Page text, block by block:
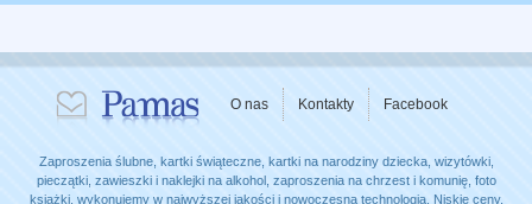
O nas Kontakty Facebook
Zaproszenia ślubne, kartki świąteczne, kartki na narodziny dziecka, wizytówki,
pieczątki, zawieszki i naklejki na alkohol, zaproszenia na chrzest i komunię, foto
książki, wykonujemy w najwyższej jakości i nowoczesną technologią. Niskie ceny,